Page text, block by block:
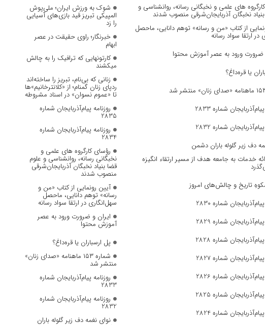
های علمی و نخبگانی رسانه، روانشناسی و
نخبگان آذربایجان‌شرقی منصوب شدند
از کتاب «من و رسانه» توهم دانایی، ماحصل
در ارتقا سواد رسانه
ضرورت ورود به عصر آموزش محتوا
یا قره‌داغ؟
شماره 2833
شماره 2832
دف زیر گلوله باران دشمن
خدمات به جامعه هدف از مسیر ارتقاء انگیزه
تاریخ و چالش‌های امروز
شماره 2830
شماره 2829
شماره 2828
شماره 2827
شماره 2826
شماره 2825
شماره 2824
شوک به ورزش ایران؛ ملی‌پوش
المپیکی تبریز قید بازی‌های آسیایی
را زد
خبرنگار؛ راوی حقیقت در عصر
ابهام
کارتونهایی که ترافیک را به چالش
میکشند
زنانی که بی‌نام، تبریز را ساخته‌اند
ردپای زنان گمنام؛ از «کلانترخانیم»ها
تا «عموم نسوان» در اسناد مشروطه
روزنامه پیام‌آذربایجان شماره
2835
روزنامه پیام‌آذربایجان شماره
2834
رؤسای کارگروه های علمی و
نخبگانی رسانه، روانشناسی و علوم
قضا بنیاد نخبگان آذربایجان‌شرقی
منصوب شدند
آیین رونمایی از کتاب «من و
رسانه» توهم دانایی، ماحصل
سهل‌انگاری در ارتقا سواد رسانه
ایران و ضرورت ورود به عصر
آموزش محتوا
پل ارسباران یا قره‌داغ؟
شماره ۱۵۳ ماهنامه «صدای زنان»
منتشر شد
روزنامه پیام‌آذربایجان شماره
2833
روزنامه پیام‌آذربایجان شماره
2832
نوای نغمه دف زیر گلوله باران